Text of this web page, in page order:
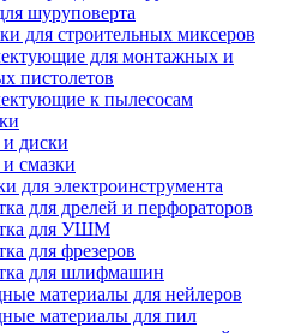
шуруповерта
для строительных миксеров
для монтажных и
пистолетов
к пылесосам
диски
смазки
для электроинструмента
для дрелей и перфораторов
для УШМ
для фрезеров
для шлифмашин
материалы для нейлеров
материалы для пил